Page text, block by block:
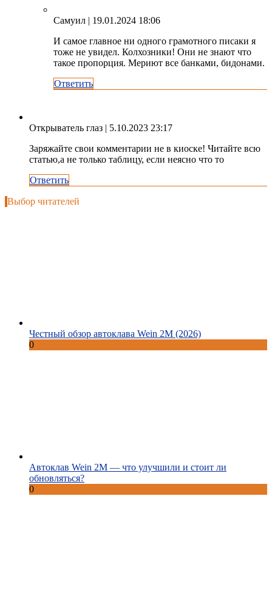
Самуил | 19.01.2024 18:06
И самое главное ни одного грамотного писаки я
тоже не увидел. Колхозники! Они не знают что
такое пропорция. Мериют все банками, бидонами.
Ответить
Открыватель глаз | 5.10.2023 23:17
Заряжайте свои комментарии не в киоске! Читайте всю
статью,а не только таблицу, если неясно что то
Ответить
Выбор читателей
Честный обзор автоклава Wein 2M (2026)
0
Автоклав Wein 2M — что улучшили и стоит ли
обновляться?
0